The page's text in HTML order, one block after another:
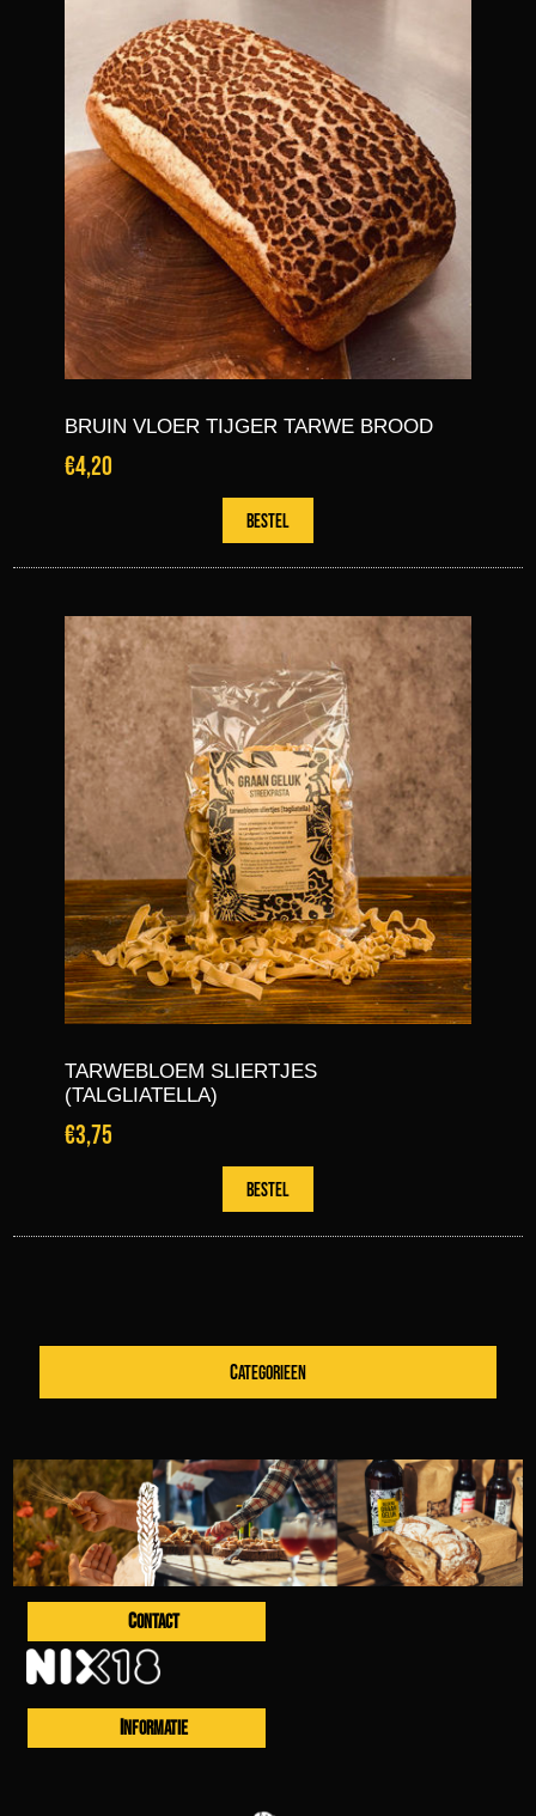
BRUIN VLOER TIJGER TARWE BROOD
€4,20
TARWEBLOEM SLIERTJES
(TALGLIATELLA)
€3,75
CATEGORIEEN
CONTACT
INFORMATIE